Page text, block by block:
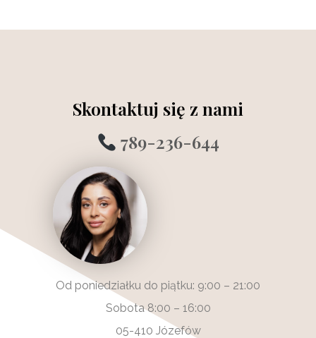
Skontaktuj się z nami
789-236-644
Od poniedziałku do piątku: 9:00 – 21:00
Sobota 8:00 – 16:00
05-410 Józefów